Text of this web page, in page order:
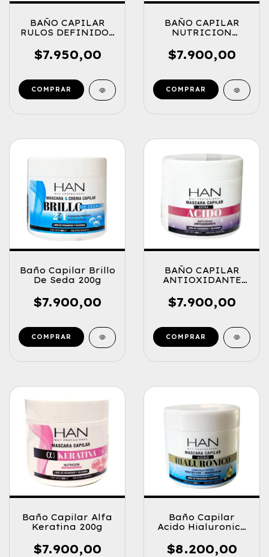
BAÑO CAPILAR
RULOS DEFINIDOS
$7.950,00
BAÑO CAPILAR
NUTRICION
EXTRACTO AVENA
Y MIEL 200GR.
$7.900,00
Baño Capilar Brillo
De Seda 200g
$7.900,00
BAÑO CAPILAR
ANTIOXIDANTE
$7.900,00
Baño Capilar Alfa
Keratina 200g
$7.900,00
Baño Capilar
Acido Hialuronico
$8.200,00